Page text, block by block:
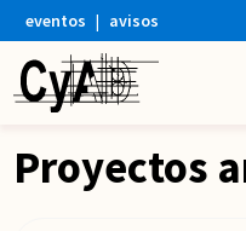
eventos | avisos
Proyectos